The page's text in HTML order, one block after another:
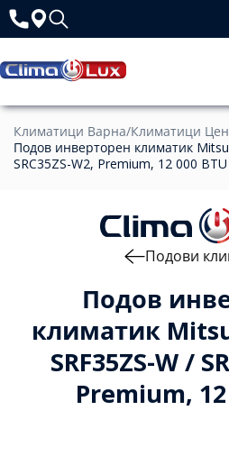
Климатици Варна/Климатици
Подов инверторен климатик
SRC35ZS-W2, Premium, 12 000 BTU
Подов
климатик
SRF35ZS-W /
Premium,
Подови